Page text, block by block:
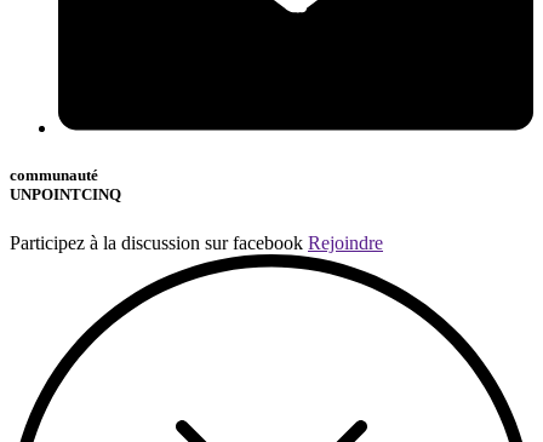
communauté
UNPOINTCINQ
Participez à la discussion sur facebook Rejoindre